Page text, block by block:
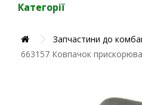
Категорії
Запчастини до
663157 Ковпачок